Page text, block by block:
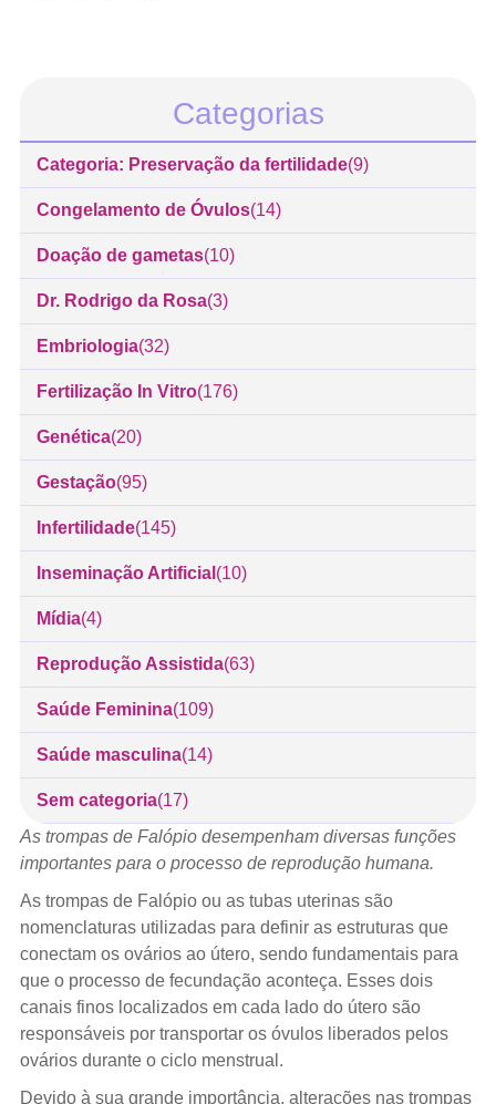
Categorias
Categoria: Preservação da fertilidade(9)
Congelamento de Óvulos(14)
Doação de gametas(10)
Dr. Rodrigo da Rosa(3)
Embriologia(32)
Fertilização In Vitro(176)
Genética(20)
Gestação(95)
Infertilidade(145)
Inseminação Artificial (10)
Mídia(4)
Reprodução Assistida(63)
Saúde Feminina(109)
Saúde masculina(14)
Sem categoria(17)
As trompas de Falópio desempenham diversas funções
importantes para o processo de reprodução humana.
As trompas de Falópio ou as tubas uterinas são
nomenclaturas utilizadas para definir as estruturas que
conectam os ovários ao útero, sendo fundamentais para
que o processo de fecundação aconteça. Esses dois
canais finos localizados em cada lado do útero são
responsáveis por transportar os óvulos liberados pelos
ovários durante o ciclo menstrual.
Devido à sua grande importância, alterações nas trompas